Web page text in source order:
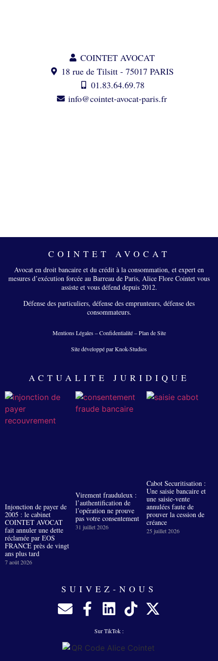
COINTET AVOCAT
18 rue de Tilsitt - 75017 PARIS
01.83.64.69.78
info@cointet-avocat-paris.fr
COINTET AVOCAT
Avocat en droit bancaire et du crédit à la consommation, et expert en
mesures d’exécution forcée au Barreau de Paris, Alice Flore Cointet vous
assiste et vous défend depuis 2012.
Défense des particuliers, défense des emprunteurs, défense des
consommateurs.
Mentions Légales–Confidentialité–Plan de Site
Site développé par Knok-Studios
ACTUALITE JURIDIQUE
Injonction de payer de
2005 : le cabinet
COINTET AVOCAT
fait annuler une dette
réclamée par EOS
FRANCE près de vingt
ans plus tard
7 août 2026
Virement frauduleux :
l’authentification de
l’opération ne prouve
pas votre consentement
31 juillet 2026
Cabot Securitisation :
Une saisie bancaire et
une saisie-vente
annulées faute de
prouver la cession de
créance
25 juillet 2026
SUIVEZ-NOUS
Sur TikTok :